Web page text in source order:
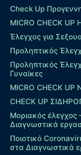
Check Up
MICRO CHECK UP
Έλεγχος για
Προληπτικός
Προληπτικός
Γυναίκες
MICRO CHECK
CHECK UP
Μοριακός έλεγχος
Διαγνωστικά
Ποιοτικό
στα Διαγνωστικά